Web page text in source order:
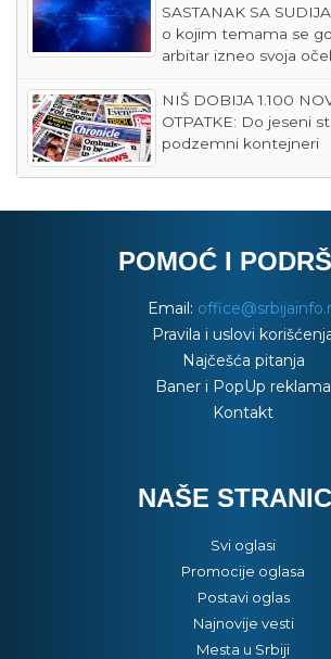
SASTANAK SA
o kojim temama se
arbitar izneo svoja
NIŠ DOBIJA 1.100 NOVIH KORPI ZA
OTPATKE: Do jeseni
podzemni kontejneri
POMOĆ I
Email:
Pravila i uslovi
Najčešća pitanja
Baner i PopUp reklama
Kontakt
NAŠE
Svi oglasi
Promocije oglasa
Postavi oglas
Najnovije vesti
Mesta u Srbiji